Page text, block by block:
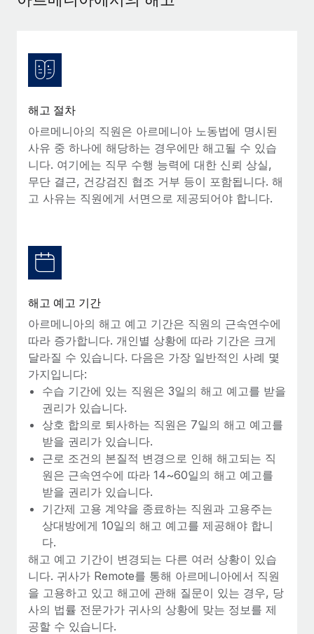
전문가 상담
신원 조사
채용 후보자 심사 프로세스 간소화
Compliance Watchtower
기기 관리
전 세계 IT 장비 제공 및 추적 관리
법인 설립
글로벌 인재 이동 및 전근
직원 해외 이전을 간편하게 처리
복리후생
사례 연구
모든 리소스 보기
글로벌 급여
EOR 및 PEO
계약자 관리
블로그 둘러보기
블로그
Remote 제품 관련 소식: Gusto 및 Xero와의 통합과
Remote Contractor Management Plus
Remote의 사명은 모든 규모의 기업이 전 세계 어디서든 업무에 가
장 적합 사람을 찾아 채용 및 관리하고 급여를 지급하도록 돕는 것
입니다. 이를 위해 최근 몇 주 동안 새로운...
자세히 알아보기
Shootsta가 Remote를 통해 네 개의 시장에서 글로벌
채용을 확장한 방법
비디오 콘텐츠를 활용한 마케팅이 계속해서 인기를 끌면서, 기업들
에게는 흥미롭고 전문적인 비디오 제작이 어느 때보다 중요해졌습
니다. 그러나 대부분의 회사들은 그렇게 높은 품질의...
자세히 알아보기
해고 절차
아르메니아의 직원은 아르메니아 노동법에 명시된
사유 중 하나에 해당하는 경우에만 해고될 수 있습
니다. 여기에는 직무 수행 능력에 대한 신뢰 상실,
무단 결근, 건강검진 협조 거부 등이 포함됩니다. 해
고 사유는 직원에게 서면으로 제공되어야 합니다.
해고 예고 기간
아르메니아의 해고 예고 기간은 직원의 근속연수에
따라 증가합니다. 개인별 상황에 따라 기간은 크게
달라질 수 있습니다. 다음은 가장 일반적인 사례 몇
가지입니다:
수습 기간에 있는 직원은 3일의 해고 예고를 받을
권리가 있습니다.
상호 합의로 퇴사하는 직원은 7일의 해고 예고를
받을 권리가 있습니다.
근로 조건의 본질적 변경으로 인해 해고되는 직
원은 근속연수에 따라 14~60일의 해고 예고를
받을 권리가 있습니다.
기간제 고용 계약을 종료하는 직원과 고용주는
상대방에게 10일의 해고 예고를 제공해야 합니
다.
해고 예고 기간이 변경되는 다른 여러 상황이 있습
니다. 귀사가 Remote를 통해 아르메니아에서 직원
을 고용하고 있고 해고에 관해 질문이 있는 경우, 당
사의 법률 전문가가 귀사의 상황에 맞는 정보를 제
공할 수 있습니다.